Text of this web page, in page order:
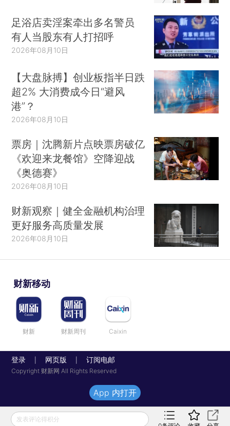
足浴店卖淫案牵出多名警员
有人当股东有人打招呼
2026年08月10日
【大盘脉搏】创业板指半日跌
超2% 大消费成今日“避风
港”？
2026年08月10日
票房｜沈腾新片点映票房破亿
《欢迎来龙餐馆》空降迎战
《奥德赛》
2026年08月10日
财新观察｜健全金融机构治理
更好服务高质量发展
2026年08月10日
财新移动
财新 财新周刊 Caixin
登录 网页版 订阅电邮
Copyright 财新网 All Rights Reserved
发表评论得积分
App 内打开